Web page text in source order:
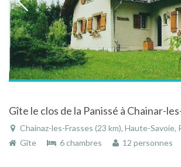
Chainaz-les-Frasses (23 km), Haute-Savoie, Rhône-Alpes,
Gîte
6 chambres 12 personnes